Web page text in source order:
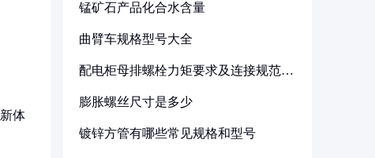
体
锰矿石产品化合水含量
曲臂车规格型号大全
配电柜母排螺栓力矩要求及连接规范详
膨胀螺丝尺寸是多少
镀锌方管有哪些常见规格和型号